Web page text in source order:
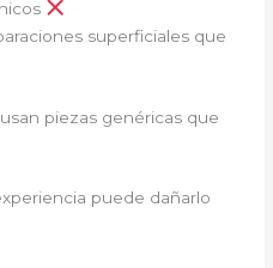
superficiales que
piezas genéricas que
puede dañarlo